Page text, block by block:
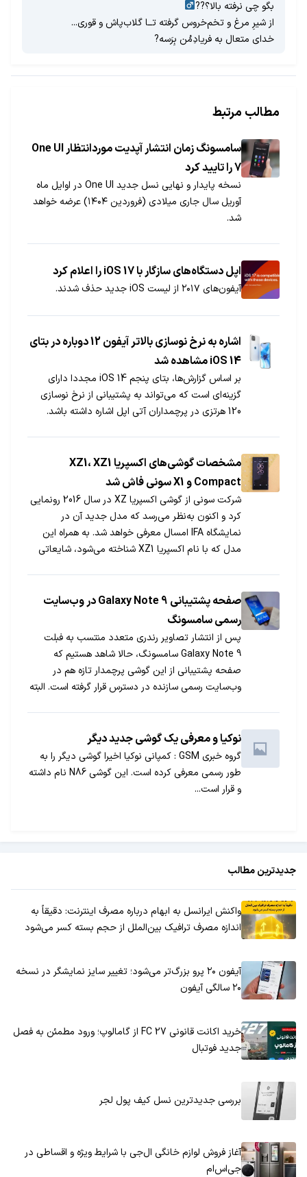
بگو چی نرفته بالا؟??‍
از شیرِ مرغ و تخم‌خروس گرفته تــا گلاب‌پاش و قوری...
خدای متعال به فریادِمُن بِرَسه?
مطالب مرتبط
سامسونگ زمان انتشار آپدیت موردانتظار One UI
7 را تایید کرد
نسخه پایدار و نهایی نسل جدید One UI در اوایل ماه
آوریل سال جاری میلادی (فروردین ۱۴۰۴) عرضه خواهد
شد.
اپل دستگاه‌های سازگار با iOS 17 را اعلام کرد
آیفون‌های ۲۰۱۷ از لیست iOS جدید حذف شدند.
اشاره به نرخ نوسازی بالاتر آیفون 12 دوباره در بتای
iOS 14 مشاهده شد
بر اساس گزارش‌ها، بتای پنجم iOS 14 مجددا دارای
گزینه‌ای است که می‌تواند به پشتیبانی از نرخ نوسازی
120 هرتزی در پرچمداران آتی اپل اشاره داشته باشد.
مشخصات گوشی‌های اکسپریا XZ1، XZ1
Compact و X1 سونی فاش شد
شرکت سونی از گوشی اکسپریا XZ در سال 2016 رونمایی
کرد و اکنون به‌نظر می‌رسد که مدل جدید آن در
نمایشگاه IFA امسال معرفی خواهد شد. به همراه این
مدل که با نام اکسپریا XZ1 شناخته می‌شود، شایعاتی
صفحه پشتیبانی Galaxy Note 9 در وب‌سایت
رسمی سامسونگ
پس از انتشار تصاویر رندری متعدد منتسب به فبلت
Galaxy Note 9 سامسونگ، حالا شاهد هستیم که
صفحه پشتیبانی از این گوشی پرچمدار تازه هم در
وب‌سایت رسمی سازنده در دسترس قرار گرفته است. البته
نوکیا و معرفی یک گوشی جدید دیگر
گروه خبری GSM : کمپانی نوکیا اخیرا گوشی دیگر را به
طور رسمی معرفی کرده است. این گوشی N86 نام داشته
و قرار است...
جدیدترین مطالب
واکنش ایرانسل به ابهام درباره مصرف اینترنت: دقیقاً به
اندازه مصرف ترافیک بین‌الملل از حجم بسته کسر می‌شود
آیفون ۲۰ پرو بزرگ‌تر می‌شود؛ تغییر سایز نمایشگر در نسخه
۲۰ سالگی آیفون
خرید اکانت قانونی FC 27 از گامالوپ؛ ورود مطمئن به فصل
جدید فوتبال
بررسی جدیدترین نسل کیف پول لجر
آغاز فروش لوازم خانگی ال‌جی با شرایط ویژه و اقساطی در
جی‌اس‌ام